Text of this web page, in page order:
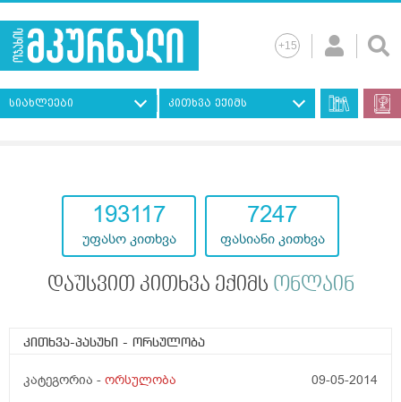
სიახლეები კითხვა ექიმს
193117
უფასო კითხვა
7247
ფასიანი კითხვა
დაუსვით კითხვა ექიმს ონლაინ
კითხვა-პასუხი - ორსულობა
კატეგორია - ორსულობა 09-05-2014